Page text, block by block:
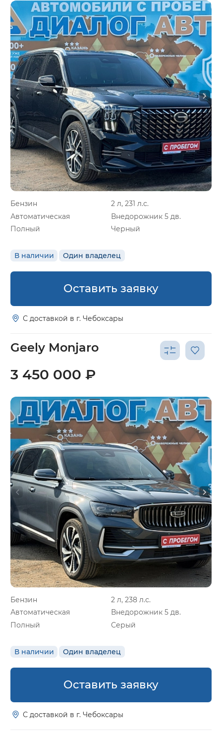
Бензин
2 л, 231 л.с.
Автоматическая
Внедорожник 5 дв.
Полный
Черный
В наличии Один владелец
Оставить заявку
С доставкой в г. Чебоксары
Geely Monjaro
Бензин
2 л, 238 л.с.
Автоматическая
Внедорожник 5 дв.
Полный
Серый
В наличии Один владелец
3 450 000 ₽
Оставить заявку
С доставкой в г. Чебоксары